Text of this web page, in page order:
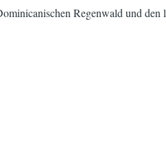
Regenwald und